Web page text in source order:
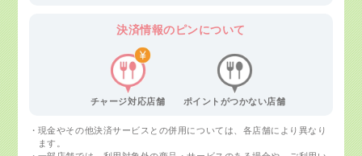
決済情報のピンについて
チャージ対応店舗 ポイントがつかない店舗
現金やその他決済サービスとの併用については、各店舗により異なり
ます。